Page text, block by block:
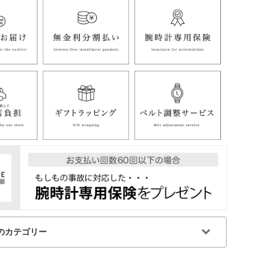
カテゴリー